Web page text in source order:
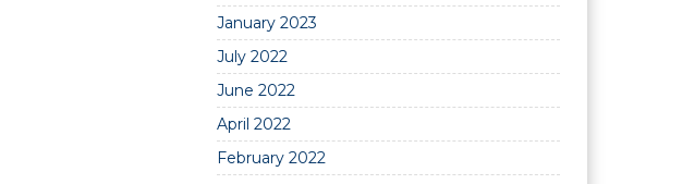
January 2023
July 2022
June 2022
April 2022
February 2022